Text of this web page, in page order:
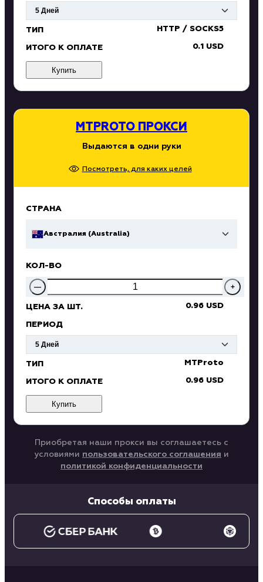
ТИП HTTP / SOCKS5
ИТОГО К ОПЛАТЕ 0.1 USD
Купить
MTPROTO ПРОКСИ
Выдаются в одни руки
Посмотреть, для каких целей
СТРАНА
Австралия (Australia)
КОЛ-ВО
— +
ЦЕНА ЗА ШТ. 0.96 USD
ПЕРИОД
ТИП MTProto
ИТОГО К ОПЛАТЕ 0.96 USD
Купить
Приобретая наши прокси вы соглашаетесь с
условиями пользовательского соглашения и
политикой конфиденциальности
Способы оплаты